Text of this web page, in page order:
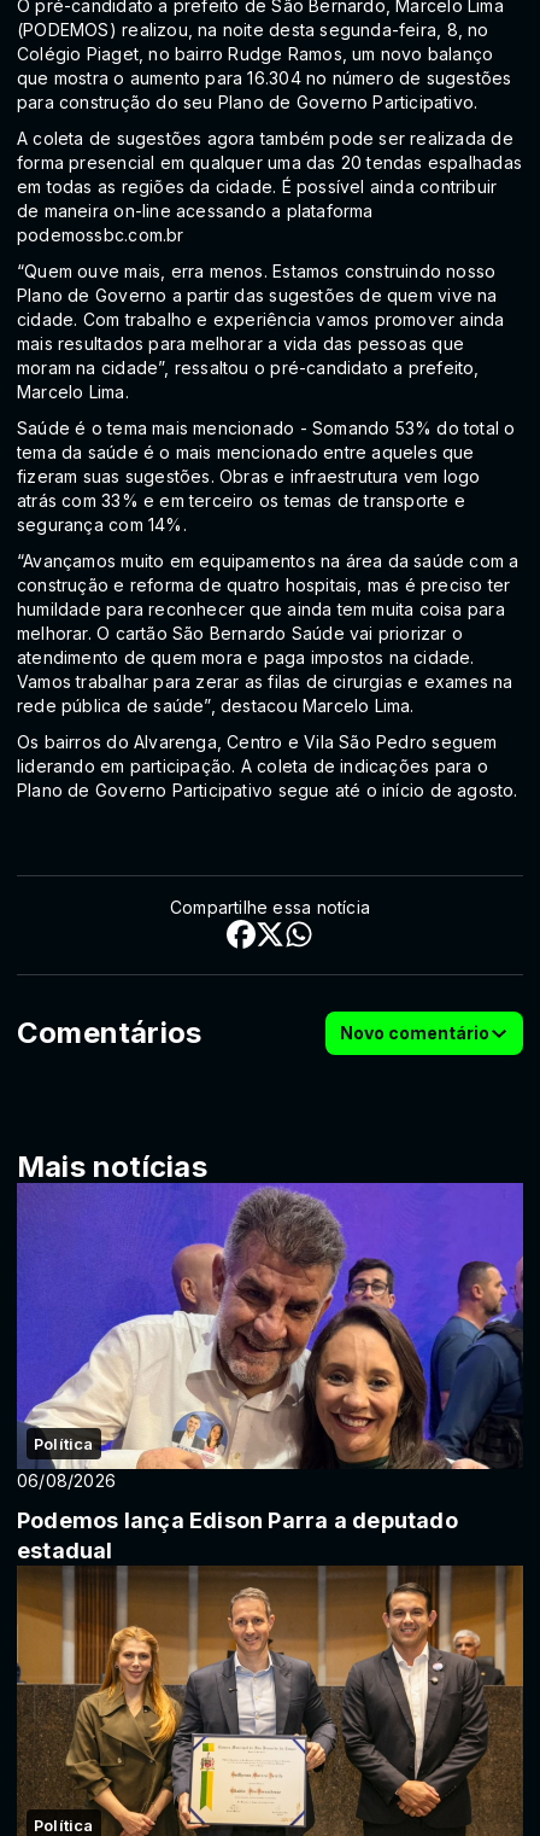
O pré-candidato a prefeito de São Bernardo, Marcelo Lima
(PODEMOS) realizou, na noite desta segunda-feira, 8, no
Colégio Piaget, no bairro Rudge Ramos, um novo balanço
que mostra o aumento para 16.304 no número de sugestões
para construção do seu Plano de Governo Participativo.
A coleta de sugestões agora também pode ser realizada de
forma presencial em qualquer uma das 20 tendas espalhadas
em todas as regiões da cidade. É possível ainda contribuir
de maneira on-line acessando a plataforma
podemossbc.com.br
“Quem ouve mais, erra menos. Estamos construindo nosso
Plano de Governo a partir das sugestões de quem vive na
cidade. Com trabalho e experiência vamos promover ainda
mais resultados para melhorar a vida das pessoas que
moram na cidade”, ressaltou o pré-candidato a prefeito,
Marcelo Lima.
Saúde é o tema mais mencionado - Somando 53% do total o
tema da saúde é o mais mencionado entre aqueles que
fizeram suas sugestões. Obras e infraestrutura vem logo
atrás com 33% e em terceiro os temas de transporte e
segurança com 14%.
“Avançamos muito em equipamentos na área da saúde com a
construção e reforma de quatro hospitais, mas é preciso ter
humildade para reconhecer que ainda tem muita coisa para
melhorar. O cartão São Bernardo Saúde vai priorizar o
atendimento de quem mora e paga impostos na cidade.
Vamos trabalhar para zerar as filas de cirurgias e exames na
rede pública de saúde”, destacou Marcelo Lima.
Os bairros do Alvarenga, Centro e Vila São Pedro seguem
liderando em participação. A coleta de indicações para o
Plano de Governo Participativo segue até o início de agosto.
Compartilhe essa notícia
Comentários Novo comentário
Mais notícias
Política
06/08/2026
Podemos lança Edison Parra a deputado
estadual
Política